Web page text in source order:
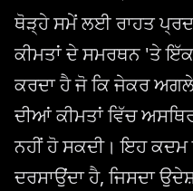
ਥੋੜ੍ਹੇ ਸਮੇਂ ਲਈ ਰਾਹਤ
ਕੀਮਤਾਂ ਦੇ ਸਮਰਥਨ 'ਤੇ ਇੱਕ
ਕਰਦਾ ਹੈ ਜੋ ਕਿ ਜੇਕਰ ਅਗਲੇ
ਦੀਆਂ ਕੀਮਤਾਂ ਵਿੱਚ
ਨਹੀਂ ਹੋ ਸਕਦੀ। ਇਹ
ਦਰਸਾਉਂਦਾ ਹੈ, ਜਿਸਦਾ